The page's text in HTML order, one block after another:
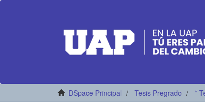
DSpace Principal Tesis Pregrado *